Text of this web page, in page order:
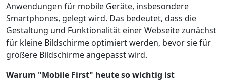
Anwendungen für mobile Geräte, insbesondere
Smartphones, gelegt wird. Das bedeutet, dass die
Gestaltung und Funktionalität einer Webseite zunächst
für kleine Bildschirme optimiert werden, bevor sie für
größere Bildschirme angepasst wird.
Warum "Mobile First" heute so wichtig ist